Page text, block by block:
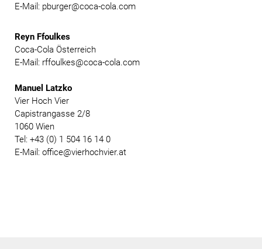
E-Mail: pburger@coca-cola.com
Reyn Ffoulkes
Coca-Cola Österreich
E-Mail: rffoulkes@coca-cola.com
Manuel Latzko
Vier Hoch Vier
Capistrangasse 2/8
1060 Wien
Tel: +43 (0) 1 504 16 14 0
E-Mail: office@vierhochvier.at